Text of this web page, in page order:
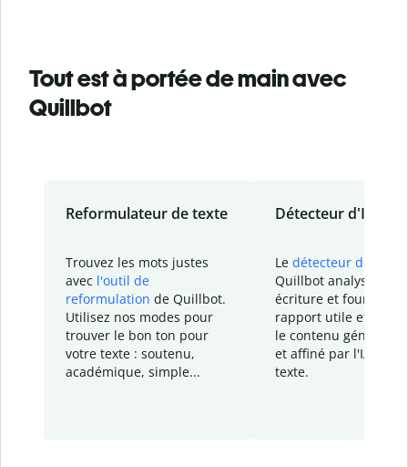
Tout est à portée de main avec
Quillbot
Reformulateur de texte
Trouvez les mots justes
avec l'outil de
reformulation de Quillbot.
Utilisez nos modes pour
trouver le bon ton pour
votre texte : soutenu,
académique, simple...
Détecteur d'IA
Le détecteur d'IA
Quillbot analyse votre
écriture et fournit un
rapport utile et
le contenu généré
et affiné par l'IA
texte.